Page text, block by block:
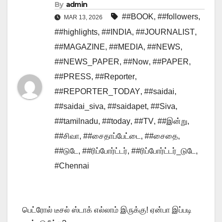
By admin
MAR 13, 2026 ##BOOK, ##followers,
##highlights, ##INDIA, ##JOURNALIST,
##MAGAZINE, ##MEDIA, ##NEWS,
##NEWS_PAPER, ##Now, ##PAPER,
##PRESS, ##Reporter,
##REPORTER_TODAY, ##saidai,
##saidai_siva, ##saidapet, ##Siva,
##tamilnadu, ##today, ##TV, ##இன்று,
##சிவா, ##சைதாப்பேட்டை , ##சைதை,
##டுடே , ##ரிப்போர்ட்டர், ##ரிப்போர்ட்டர்_டுடே ,
#Chennai
பெட்ரோல் டீசல் ஸ்டாக் எல்லாம் இருக்கு! ஏன்பா இப்படி